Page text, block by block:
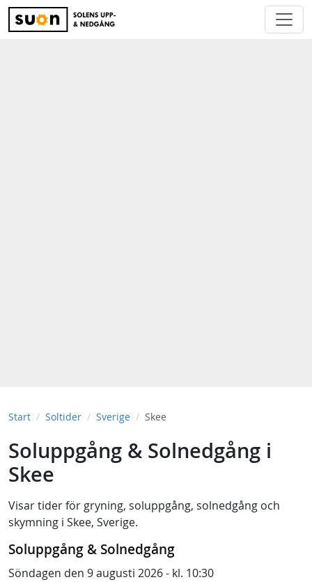
Start Soltider Sverige Skee
Soluppgång & Solnedgång i
Skee
Visar tider för gryning, soluppgång, solnedgång och
skymning i Skee, Sverige.
Soluppgång & Solnedgång
Söndagen den 9 augusti 2026 - kl. 10:30